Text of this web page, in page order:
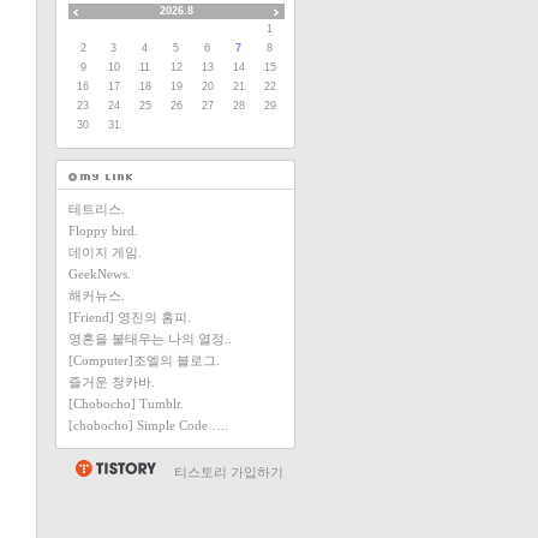
2026.8
1
2
3 4 5 6 7
8
9
10 11 12 13 14
15
16
17 18 19 20 21
22
23
24 25 26 27 28
29
30
31
테트리스.
Floppy bird.
데이지 게임.
GeekNews.
해커뉴스.
[Friend] 영진의 홈피.
영혼을 불태우는 나의 열정..
[Computer]조엘의 블로그.
즐거운 청카바.
[Chobocho] Tumblr.
[chobocho] Simple Code ….
티스토리 가입하기